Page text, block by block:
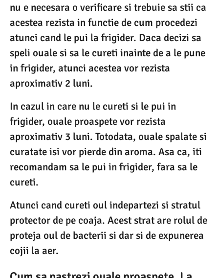
nu e necesara o verificare si trebuie sa stii ca
acestea rezista in functie de cum procedezi
atunci cand le pui la frigider. Daca decizi sa
speli ouale si sa le cureti inainte de a le pune
in frigider, atunci acestea vor rezista
aproximativ 2 luni.
In cazul in care nu le cureti si le pui in
frigider, ouale proaspete vor rezista
aproximativ 3 luni. Totodata, ouale spalate si
curatate isi vor pierde din aroma. Asa ca, iti
recomandam sa le pui in frigider, fara sa le
cureti.
Atunci cand cureti oul indepartezi si stratul
protector de pe coaja. Acest strat are rolul de
proteja oul de bacterii si dar si de expunerea
cojii la aer.